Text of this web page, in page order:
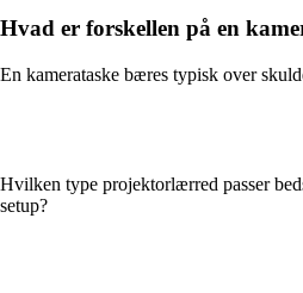
Hvad er forskellen på en
En kamerataske bæres typisk over
Hvilken type projektorlærred passer
setup?